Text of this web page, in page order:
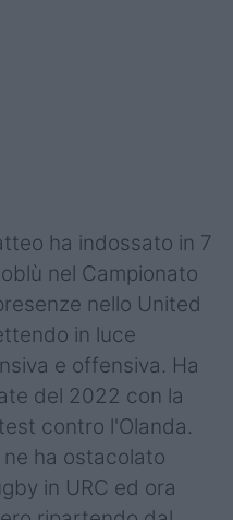
ha indossato in 7
nel Campionato
nello United
in luce
e offensiva. Ha
del 2022 con la
contro l'Olanda.
ha ostacolato
in URC ed ora